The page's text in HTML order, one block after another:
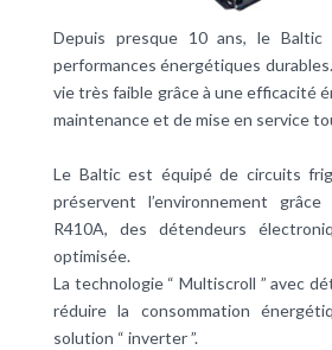
Depuis presque 10 ans, le
performances énergétiques
vie très faible grâce à une efficacité
maintenance et de mise en service
Le Baltic est équipé de circuits
préservent l’environnement
R410A, des détendeurs
optimisée.
La technologie “ Multiscroll ” avec
réduire la consommation
solution “ inverter ”.